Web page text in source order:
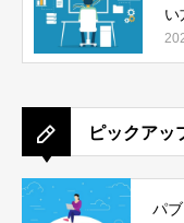
い
ピックアッ
パ